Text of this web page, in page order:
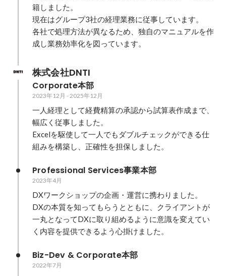
籍しました。
現在はグループ3社の経理業務に従事しています。
各社で処理方法が異なるため、独自のマニュアルを作
成し業務効率化を図っています。
株式会社DNTI
Corporate本部
2023年12月 - 2025年12月
一人経理として経費精算の承認から試算表作成まで、
幅広く従事しました。
Excelを駆使して一人でもダブルチェックができる仕
組みを構築し、正確性を担保しました。
Professional Services事業本部
2023年4月
DXワークショップの企画・運営に携わりました。
DXの本質を知ってもらうとともに、クライアントが
一丸となってDXに取り組めるように意識を変えてい
く内容を提供できるよう心掛けました。
Biz-Dev & Corporate本部
2022年7月